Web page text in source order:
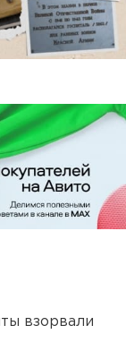
взорвали